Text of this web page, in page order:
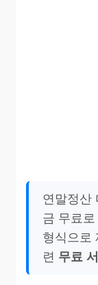
연말정산
금 무료
형식으로
련 무료